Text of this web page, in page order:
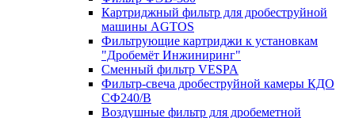
Картриджный фильтр для дробеструйной
машины AGTOS
Фильтрующие картриджи к установкам
"Дробемёт Инжиниринг"
Сменный фильтр VESPA
Фильтр-свеча дробеструйной камеры КДО
СФ240/В
Воздушные фильтр для дробеметной